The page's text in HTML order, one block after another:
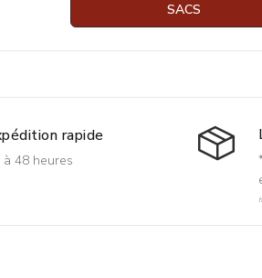
SACS
rapide
à 48 heures